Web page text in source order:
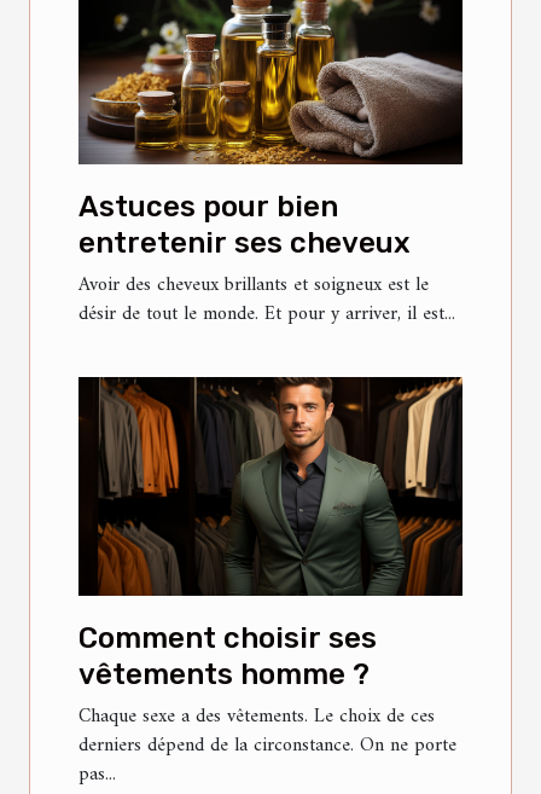
Astuces pour bien
entretenir ses cheveux
Avoir des cheveux brillants et soigneux est le
désir de tout le monde. Et pour y arriver, il est...
Comment choisir ses
vêtements homme ?
Chaque sexe a des vêtements. Le choix de ces
derniers dépend de la circonstance. On ne porte
pas...